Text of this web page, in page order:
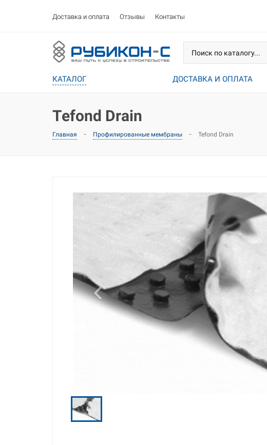
Доставка и оплата Отзывы Контакты
КАТАЛОГ ДОСТАВКА И ОПЛАТА
Tefond Drain
Главная - Профилированные мембраны - Tefond Drain